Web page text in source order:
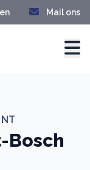
Mail ons
Bosch